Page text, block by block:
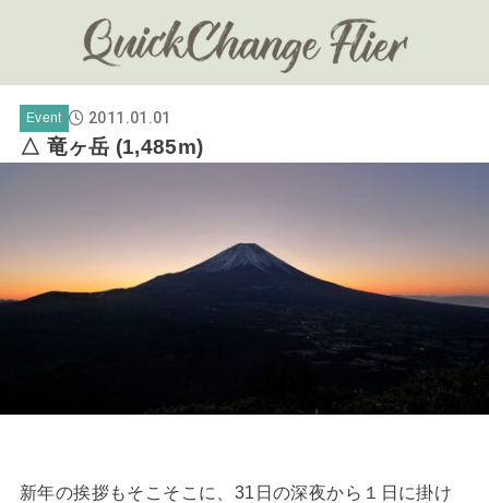
Event 2011.01.01
△ 竜ヶ岳 (1,485m)
新年の挨拶もそこそこに、31日の深夜から１日に掛け